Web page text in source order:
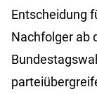
Entscheidung
Nachfolger ab